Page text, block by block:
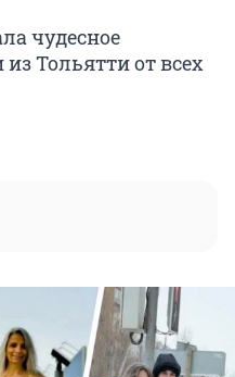
чудесное
Тольятти от всех